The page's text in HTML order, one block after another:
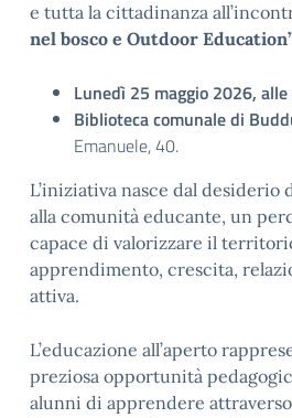
e tutta la cittadinanza
nel bosco e Outdoor
Lunedì 25 maggio 2026,
Biblioteca comunale di
Emanuele, 40.
L’iniziativa nasce dal
alla comunità educante, un
capace di valorizzare il
apprendimento, crescita,
attiva.
L’educazione all’aperto
preziosa opportunità
alunni di apprendere